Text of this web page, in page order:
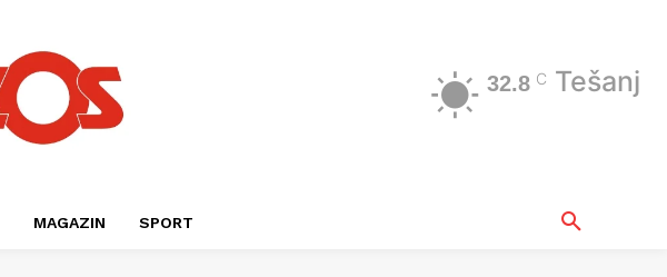
32.8 C Tešanj
MAGAZIN SPORT